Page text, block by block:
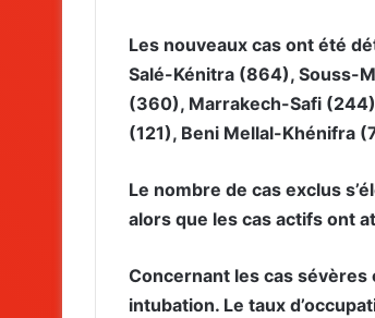
Les nouveaux cas ont été
Salé-Kénitra (864), Souss-
(360), Marrakech-Safi
(121), Beni Mellal-Khénifra
Le nombre de cas exclus
alors que les cas actifs ont
Concernant les cas sévères
intubation. Le taux